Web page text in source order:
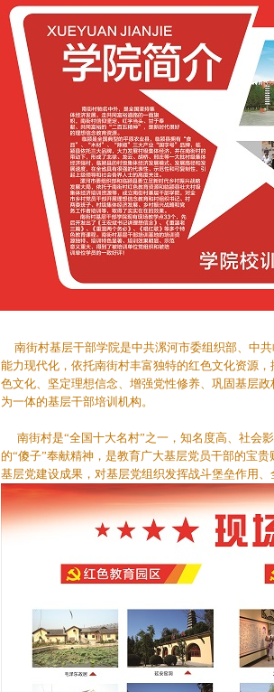
南街村基层干部学院是中共漯河市委组织部、中
能力现代化，依托南街村丰富独特的红色文化资源
色文化、坚定理想信念、增强党性修养、巩固基层
为一体的基层干部培训机构。
南街村是“全国十大名村”之一，知名度高、社会
的“傻子”奉献精神，是教育广大基层党员干部的宝
基层党建设成果，对基层党组织发挥战斗堡垒作用